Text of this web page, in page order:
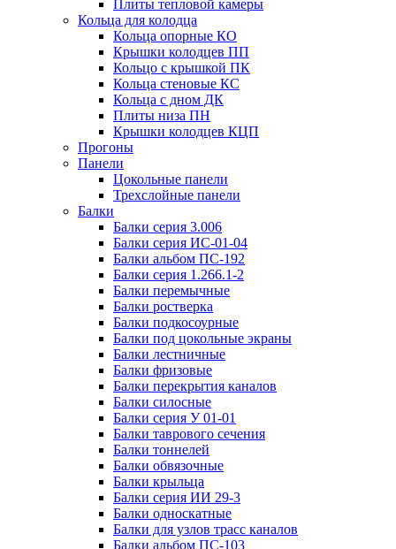
Плиты тепловой камеры
Кольца для колодца
Кольца опорные КО
Крышки колодцев ПП
Кольцо с крышкой ПК
Кольца стеновые КС
Кольца с дном ДК
Плиты низа ПН
Крышки колодцев КЦП
Прогоны
Панели
Цокольные панели
Трехслойные панели
Балки
Балки серия 3.006
Балки серия ИС-01-04
Балки альбом ПС-192
Балки серия 1.266.1-2
Балки перемычные
Балки ростверка
Балки подкосоурные
Балки под цокольные экраны
Балки лестничные
Балки фризовые
Балки перекрытия каналов
Балки силосные
Балки серия У 01-01
Балки таврового сечения
Балки тоннелей
Балки обвязочные
Балки крыльца
Балки серия ИИ 29-3
Балки односкатные
Балки для узлов трасс каналов
Балки альбом ПС-103